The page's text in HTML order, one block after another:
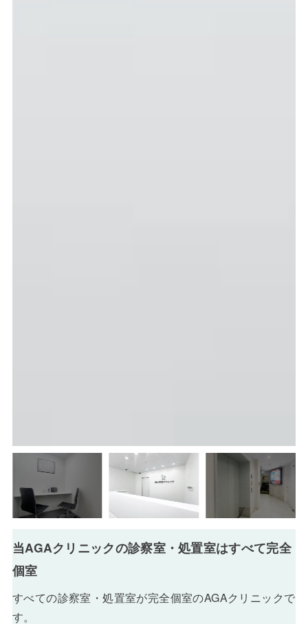
当AGAクリニックの診察室・処置室はすべて完全
個室
すべての診察室・処置室が完全個室のAGAクリニックで
す。